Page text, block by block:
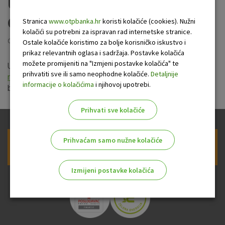
on-line bankarstva
Objavljeno: 28.9.2018
Uprava OTP banke usvojila jeNaknade za transakcijske
račune, usluge platnog prometa i on-line bankarstva
biti u primjeni s 1. prosinca 2018.
Prijava na newsletter OTP banke
Stranica www.otpbanka.hrkoristi kolačiće (cookies). Nužni
kolačići su potrebni za ispravan rad internetske stranice.
Ostale kolačiće koristimo za bolje korisničko iskustvo i
prikaz relevantnih oglasa i sadržaja. Postavke kolačića
možete promijeniti na "Izmjeni postavke kolačića" te
prihvatiti sve ili samo neophodne kolačiće. Detaljnije
informacije o kolačićima i njihovoj upotrebi.
Prihvati sve kolačiće
Prihvaćam samo nužne kolačiće
Izmijeni postavke kolačića